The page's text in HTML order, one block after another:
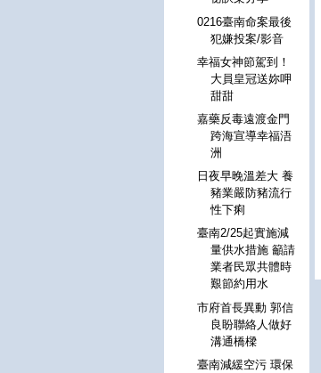
0216臺南命案最後
犯嫌投案/影音
幸福女神節駕到！
大員皇冠送妳呷
甜甜
嘉藥反毒遠渡金門
跨海宣導幸福浯
洲
日夜早晚溫差大 養
豬業嚴防豬流行
性下痢
臺南2/25起實施減
量供水措施 籲請
業者民眾共體時
艱節約用水
市府首長異動 郭信
良盼聯絡人做好
溝通橋樑
臺南減緩空污 環保